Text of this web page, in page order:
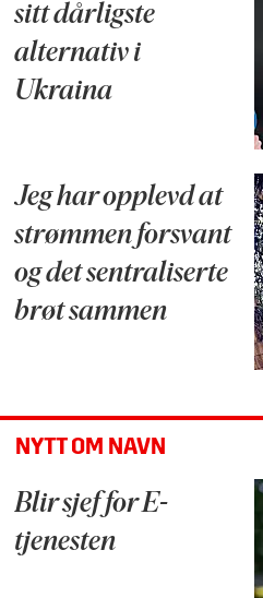
sitt dårligste
alternativ i
Ukraina
Jeg har opplevd at
strømmen forsvant
og det sentraliserte
brøt sammen
NYTT OM NAVN
Blir sjef for E-
tjenesten